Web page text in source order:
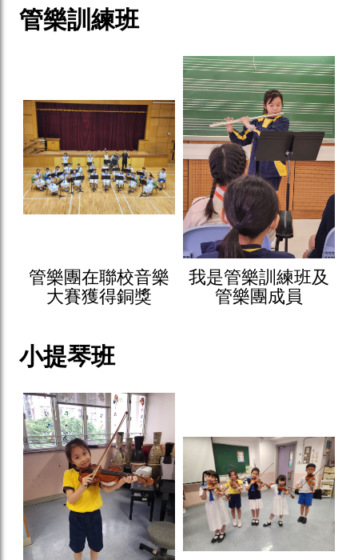
管樂訓練班
管樂團在聯校音樂
大賽獲得銅獎
我是管樂訓練班及
管樂團成員
小提琴班